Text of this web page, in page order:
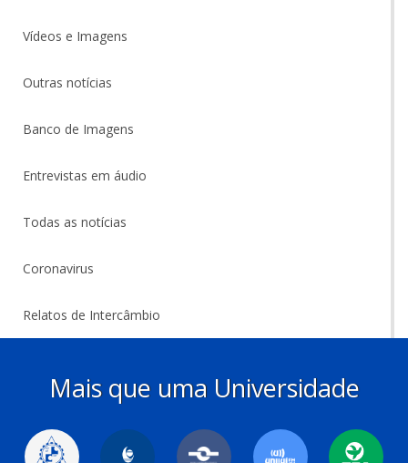
Vídeos e Imagens
Outras notícias
Banco de Imagens
Entrevistas em áudio
Todas as notícias
Coronavirus
Relatos de Intercâmbio
Mais que uma Universidade